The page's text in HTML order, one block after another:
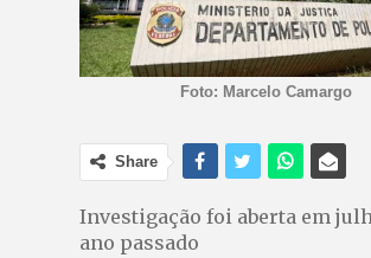
Foto: Marcelo Camargo
Share
Investigação foi aberta em
ano passado